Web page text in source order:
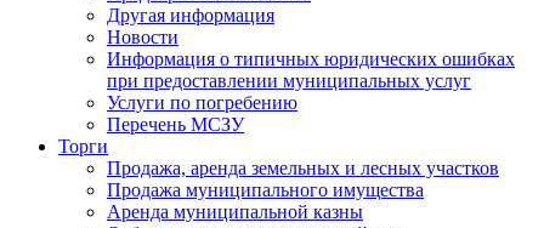
Другая информация
Новости
Информация о типичных юридических ошибках
при предоставлении муниципальных услуг
Услуги по погребению
Перечень МСЗУ
Торги
Продажа, аренда земельных и лесных участков
Продажа муниципального имущества
Аренда муниципальной казны